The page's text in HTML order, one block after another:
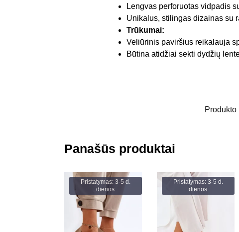
Lengvas perforuotas vidpadis
Unikalus, stilingas dizainas su
Trūkumai:
Veliūrinis paviršius reikalauja
Būtina atidžiai sekti dydžių
Produkto
Panašūs produktai
Pristatymas: 3-5 d.
dienos
Pristatymas: 3-5 d.
dienos